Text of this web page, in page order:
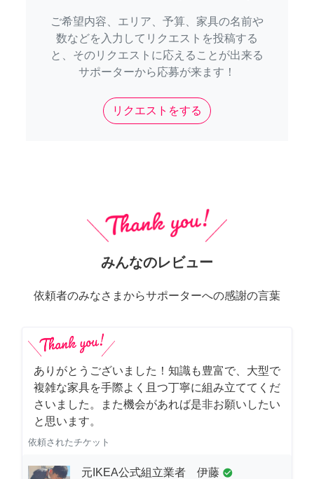
ご希望内容、エリア、予算、家具の名前や
数などを入力してリクエストを投稿する
と、そのリクエストに応えることが出来る
サポーターから応募が来ます！
リクエストをする
みんなのレビュー
依頼者のみなさまからサポーターへの感謝の言葉
ありがとうございました！知識も豊富で、大型で
複雑な家具を手際よく且つ丁寧に組み立ててくだ
さいました。また機会があれば是非お願いしたい
と思います。
依頼されたチケット
元IKEA公式組立業者 伊藤 check_circle